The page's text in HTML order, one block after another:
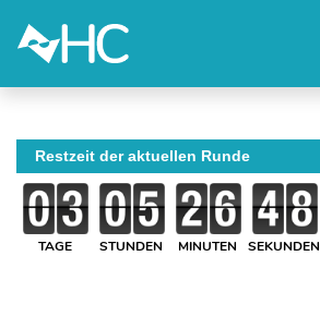
Restzeit der aktuellen Runde
TAGE STUNDEN MINUTEN SEKUNDEN